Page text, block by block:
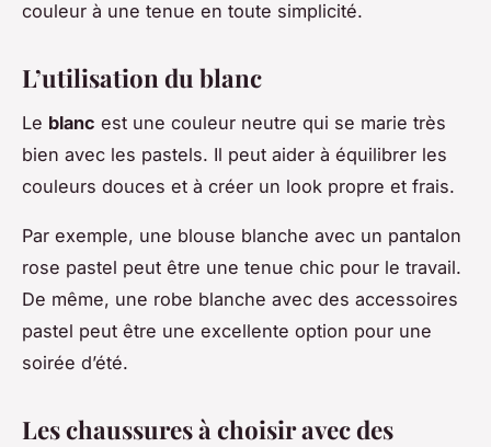
couleur à une tenue en toute simplicité.
L’utilisation du blanc
Le blanc est une couleur neutre qui se marie très
bien avec les pastels. Il peut aider à équilibrer les
couleurs douces et à créer un look propre et frais.
Par exemple, une blouse blanche avec un pantalon
rose pastel peut être une tenue chic pour le travail.
De même, une robe blanche avec des accessoires
pastel peut être une excellente option pour une
soirée d’été.
Les chaussures à choisir avec des